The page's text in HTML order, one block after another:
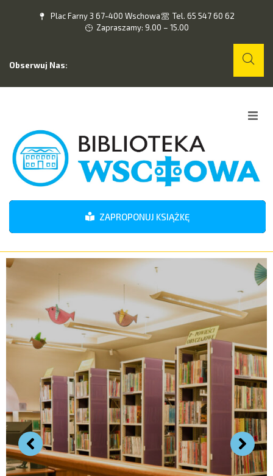
Plac Farny 3 67-400 Wschowa
Tel. 65 547 60 62
Zapraszamy: 9.00 – 15.00
Obserwuj Nas:
O nas
ZAPROPONUJ KSIĄŻKĘ